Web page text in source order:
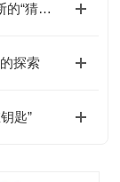
革新性BD-tau血液检测原料问世-终结AD诊断的“猜谜游戏”
探索
匙”